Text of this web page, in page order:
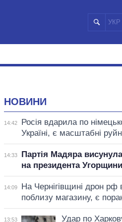
УКР
НОВИНИ
14:42
Росія вдарила по
Україні, є масштабні
14:33
Партія Мадяра
на президента Угорщини
14:09
На Чернігівщині дрон рф
поблизу магазину, є
13:53
Удар по